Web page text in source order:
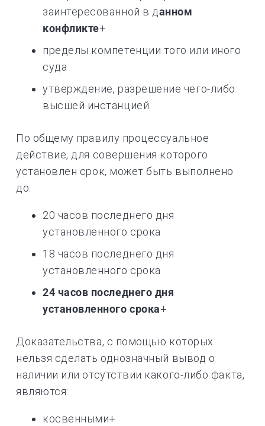
заинтересованной в данном
конфликте+
пределы компетенции того или иного
суда
утверждение, разрешение чего-либо
высшей инстанцией
По общему правилу процессуальное
действие, для совершения которого
установлен срок, может быть выполнено
до:
20 часов последнего дня
установленного срока
18 часов последнего дня
установленного срока
24 часов последнего дня
установленного срока+
Доказательства, с помощью которых
нельзя сделать однозначный вывод о
наличии или отсутствии какого-либо факта,
являются:
косвенными+